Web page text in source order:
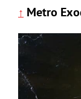
↑ Metro